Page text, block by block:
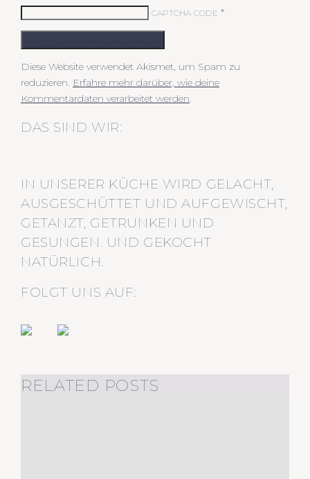
CAPTCHA CODE *
Diese Website verwendet Akismet, um Spam zu
reduzieren. Erfahre mehr darüber, wie deine
Kommentardaten verarbeitet werden.
DAS SIND WIR:
IN UNSERER KÜCHE WIRD GELACHT,
AUSGESCHÜTTET UND AUFGEWISCHT,
GETANZT, GETRUNKEN UND
GESUNGEN. UND GEKOCHT
NATÜRLICH.
FOLGT UNS AUF:
RELATED POSTS